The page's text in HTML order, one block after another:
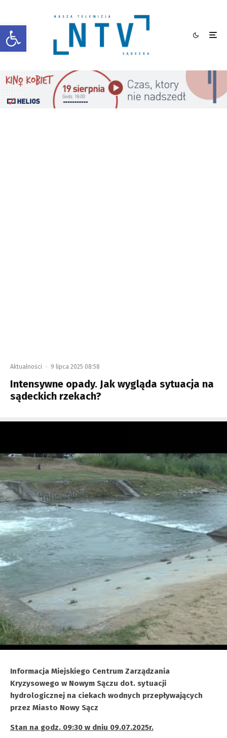
Otwórz pasek narzędzi
Aktualności · 9 lipca 2025 08:58
Intensywne opady. Jak wygląda sytuacja na
sądeckich rzekach?
Informacja Miejskiego Centrum Zarządzania
Kryzysowego w Nowym Sączu dot. sytuacji
hydrologicznej na ciekach wodnych przepływających
przez Miasto Nowy Sącz
Stan na godz. 09:30 w dniu 09.07.2025r.